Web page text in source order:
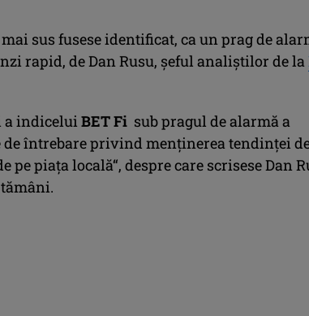
sus fusese identificat, ca un prag de
rapid, de Dan Rusu, şeful analiştilor de la
a indicelui BET Fi sub pragul de alarmă a
de întrebare privind menţinerea tendinţei
pe piaţa locală“, despre care scrisese Dan